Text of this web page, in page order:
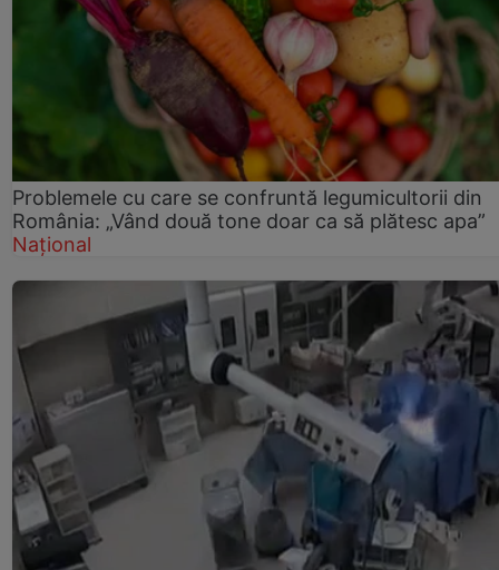
Problemele cu care se confruntă legumicultorii din
România: „Vând două tone doar ca să plătesc apa”
Național